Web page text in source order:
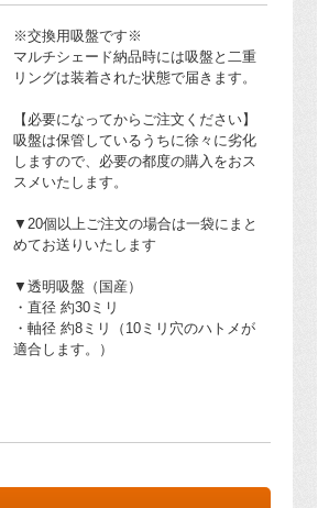
※交換用吸盤です※
マルチシェード納品時には吸盤と二重
リングは装着された状態で届きます。
【必要になってからご注文ください】
吸盤は保管しているうちに徐々に劣化
しますので、必要の都度の購入をおス
スメいたします。
▼20個以上ご注文の場合は一袋にまと
めてお送りいたします
▼透明吸盤（国産）
・直径 約30ミリ
・軸径 約8ミリ（10ミリ穴のハトメが
適合します。）